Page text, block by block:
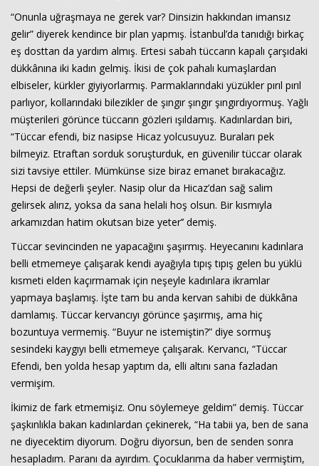
“Onunla uğraşmaya ne gerek var? Dinsizin hakkından imansız
gelir” diyerek kendince bir plan yapmış. İstanbul’da tanıdığı birkaç
eş dosttan da yardım almış. Ertesi sabah tüccarın kapalı çarşıdaki
dükkânına iki kadın gelmiş. İkisi de çok pahalı kumaşlardan
elbiseler, kürkler giyiyorlarmış. Parmaklarındaki yüzükler pırıl pırıl
parlıyor, kollarındaki bilezikler de şıngır şıngır şıngırdıyormuş. Yağlı
müşterileri görünce tüccarın gözleri ışıldamış. Kadınlardan biri,
“Tüccar efendi, biz nasipse Hicaz yolcusuyuz. Buraları pek
bilmeyiz. Etraftan sorduk soruşturduk, en güvenilir tüccar olarak
sizi tavsiye ettiler. Mümkünse size biraz emanet bırakacağız.
Hepsi de değerli şeyler. Nasip olur da Hicaz’dan sağ salim
gelirsek alırız, yoksa da sana helali hoş olsun. Bir kısmıyla
arkamızdan hatim okutsan bize yeter’’ demiş.
Tüccar sevincinden ne yapacağını şaşırmış. Heyecanını kadınlara
belli etmemeye çalışarak kendi ayağıyla tıpış tıpış gelen bu yüklü
kısmeti elden kaçırmamak için neşeyle kadınlara ikramlar
yapmaya başlamış. İşte tam bu anda kervan sahibi de dükkâna
damlamış. Tüccar kervancıyı görünce şaşırmış, ama hiç
bozuntuya vermemiş. “Buyur ne istemiştin?” diye sormuş
sesindeki kaygıyı belli etmemeye çalışarak. Kervancı, “Tüccar
Efendi, ben yolda hesap yaptım da, elli altını sana fazladan
vermişim.
İkimiz de fark etmemişiz. Onu söylemeye geldim” demiş. Tüccar
şaşkınlıkla bakan kadınlardan çekinerek, “Ha tabii ya, ben de sana
ne diyecektim diyorum. Doğru diyorsun, ben de senden sonra
hesapladım. Paranı da ayırdım. Çocuklarıma da haber vermiştim,